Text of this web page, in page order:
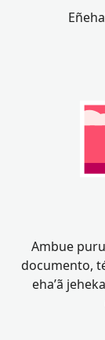
Ambue
documento,
eha’ã